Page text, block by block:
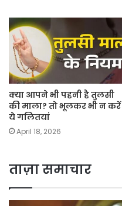
क्या आपने भी पहनी है तुलसी
की माला? तो भूलकर भी न करें
ये गलितयां
April 18, 2026
ताज़ा समाचार